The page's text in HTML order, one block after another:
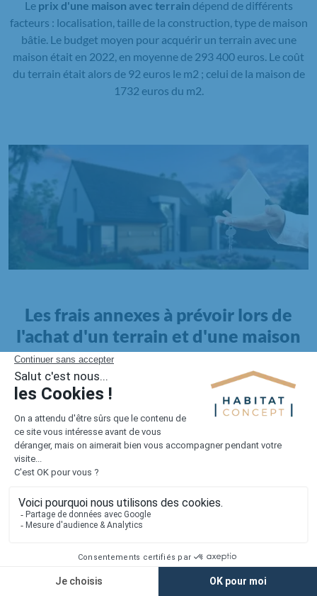
Le prix d'une maison avec terrain dépend de différents
facteurs : localisation, taille de la construction, type de maison
bâtie. Le budget moyen pour acquérir un terrain avec une
maison était en 2022, en moyenne de 293 400 euros. Le coût
du terrain était alors de 92 euros le m2 ; celui de la maison de
1732 euros du m2.
Les frais annexes à prévoir lors de
l'achat d'un terrain et d'une maison
Il faut également intégrer à votre budget, les
pour la maison. Outre l'achat du terrain et la construction, il
faut prendre en compte la viabilisation si elle n'est pas
proposée par le constructeur. Les frais de raccordements et les
taxes éventuelles coûtent entre 5 000 et 15 000 euros selon la
localisation du terrain et son accès.
Quant auxfrais de notaire
Lorsque vous vous tournez vers une maison existante, il sera
nécessaire de faire des travaux de rénovation. Ceux-ci sont
souvent coûteux et doivent être ajoutés au prix de l'achat